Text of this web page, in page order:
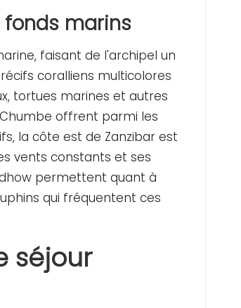
marins
faisant de l'archipel un
coralliens multicolores
tortues marines et autres
offrent parmi les
la côte est de Zanzibar est
vents constants et ses
permettent quant à
qui fréquentent ces
séjour